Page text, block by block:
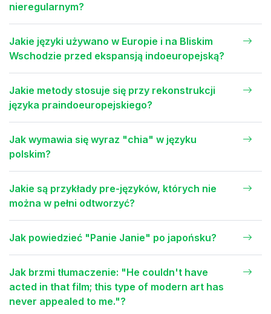
nieregularnym?
Jakie języki używano w Europie i na Bliskim
Wschodzie przed ekspansją indoeuropejską?
Jakie metody stosuje się przy rekonstrukcji
języka praindoeuropejskiego?
Jak wymawia się wyraz "chia" w języku
polskim?
Jakie są przykłady pre-języków, których nie
można w pełni odtworzyć?
Jak powiedzieć "Panie Janie" po japońsku?
Jak brzmi tłumaczenie: "He couldn't have
acted in that film; this type of modern art has
never appealed to me."?